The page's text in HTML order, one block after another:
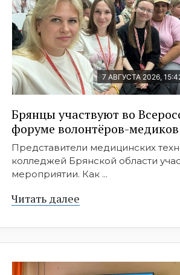
7 АВГУСТА 2026,
Брянцы участвуют во
форуме волонтёров-медиков
Представители медицинских
колледжей Брянской области
мероприятии. Как ...
Читать далее